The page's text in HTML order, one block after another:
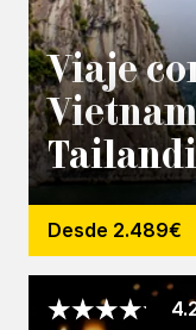
Viaje
Desde 2.489€